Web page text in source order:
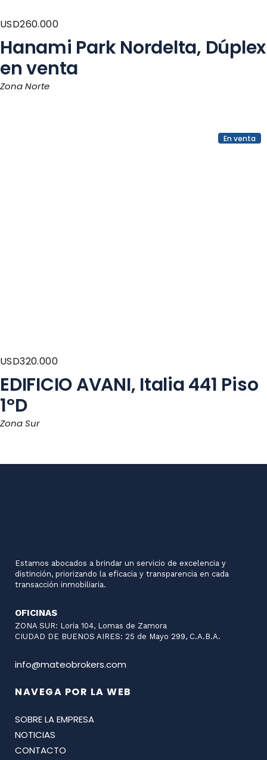
USD260.000
Hanami Park Nordelta, Dúplex
en venta
Zona Norte
En venta
USD320.000
EDIFICIO AVANI, Italia 441 Piso
1ºD
Zona Sur
Estamos abocados a brindar un servicio de excelencia y
distinción, priorizando la eficacia y transparencia en cada
transacción inmobiliaria.
OFICINAS
ZONA SUR: Loria 104, Lomas de Zamora
CIUDAD DE BUENOS AIRES: 25 de Mayo 299, C.A.B.A.
info@mateobrokers.com
NAVEGA POR LA WEB
SOBRE LA EMPRESA
NOTICIAS
CONTACTO